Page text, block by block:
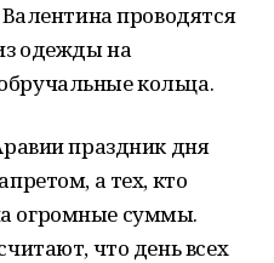
Валентина проводятся
одежды на
кольца.
праздник дня
а тех, кто
огромные суммы.
что день всех